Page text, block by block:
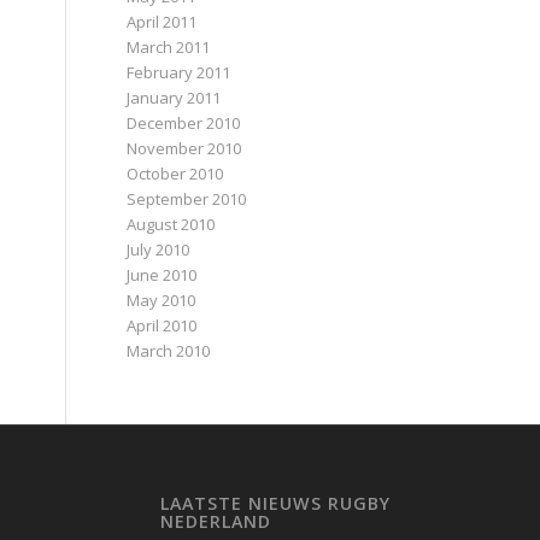
April 2011
March 2011
February 2011
January 2011
December 2010
November 2010
October 2010
September 2010
August 2010
July 2010
June 2010
May 2010
April 2010
March 2010
LAATSTE NIEUWS RUGBY
NEDERLAND